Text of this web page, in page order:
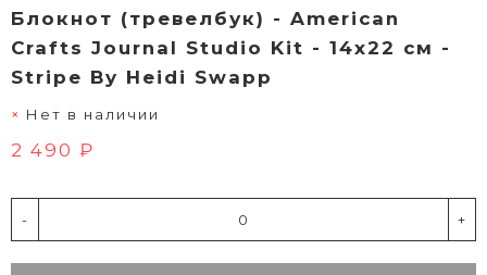
Блокнот (тревелбук) - American
Crafts Journal Studio Kit - 14х22 см -
Stripe By Heidi Swapp
Нет в наличии
2 490 ₽
- +